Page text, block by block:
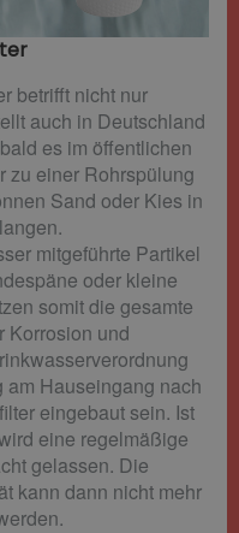
betrifft nicht nur
auch in Deutschland
es im öffentlichen
zu einer Rohrspülung
Sand oder Kies in
mitgeführte Partikel
oder kleine
somit die gesamte
Korrosion und
am Hauseingang nach
eingebaut sein. Ist
eine regelmäßige
gelassen. Die
kann dann nicht mehr